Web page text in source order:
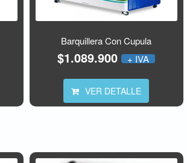
Barquillera Con Cupula
$1.089.900 + IVA
VER DETALLE